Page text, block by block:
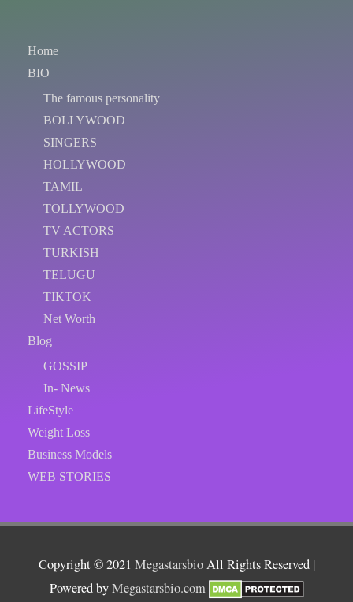
Home
BIO
The famous personality
BOLLYWOOD
SINGERS
HOLLYWOOD
TAMIL
TOLLYWOOD
TV ACTORS
TURKISH
TELUGU
TIKTOK
Net Worth
Blog
GOSSIP
In- News
LifeStyle
Weight Loss
Business Models
WEB STORIES
Copyright © 2021 MegastarsbioAll Rights Reserved |
Powered byMegastarsbio.com